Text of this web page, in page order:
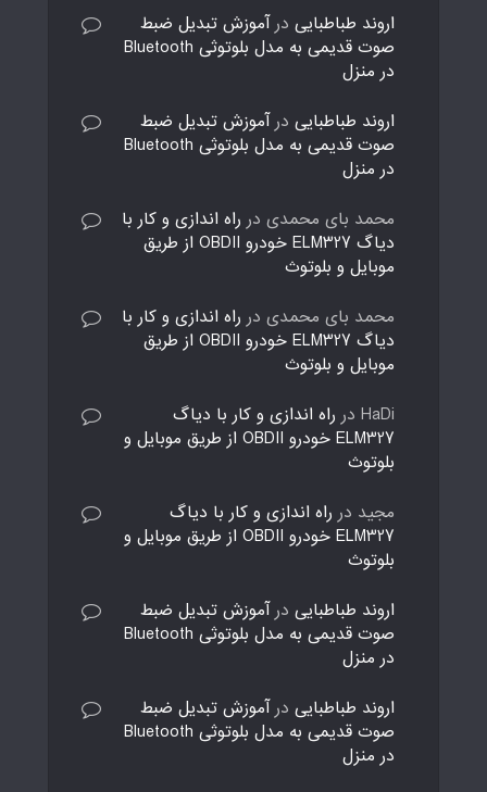
اروند طباطبایی درآموزش تبدیل ضبط
صوت قدیمی به مدل بلوتوثی Bluetooth
در منزل
اروند طباطبایی درآموزش تبدیل ضبط
صوت قدیمی به مدل بلوتوثی Bluetooth
در منزل
محمد بای محمدی در راه اندازی و کار با
دیاگ ELM327 خودرو OBDII از طریق
موبایل و بلوتوث
محمد بای محمدی در راه اندازی و کار با
دیاگ ELM327 خودرو OBDII از طریق
موبایل و بلوتوث
HaDi در راه اندازی و کار با دیاگ
ELM327 خودرو OBDII از طریق موبایل و
بلوتوث
مجید در راه اندازی و کار با دیاگ
ELM327 خودرو OBDII از طریق موبایل و
بلوتوث
اروند طباطبایی درآموزش تبدیل ضبط
صوت قدیمی به مدل بلوتوثی Bluetooth
در منزل
اروند طباطبایی درآموزش تبدیل ضبط
صوت قدیمی به مدل بلوتوثی Bluetooth
در منزل